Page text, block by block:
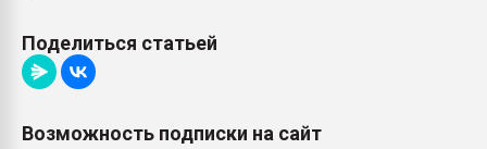
Поделиться статьей
Возможность подписки на сайт